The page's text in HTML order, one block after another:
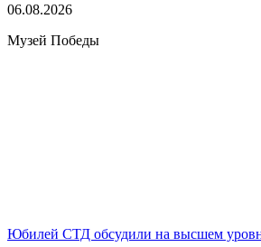
06.08.2026
Музей Победы
Юбилей СТД обсудили на высшем